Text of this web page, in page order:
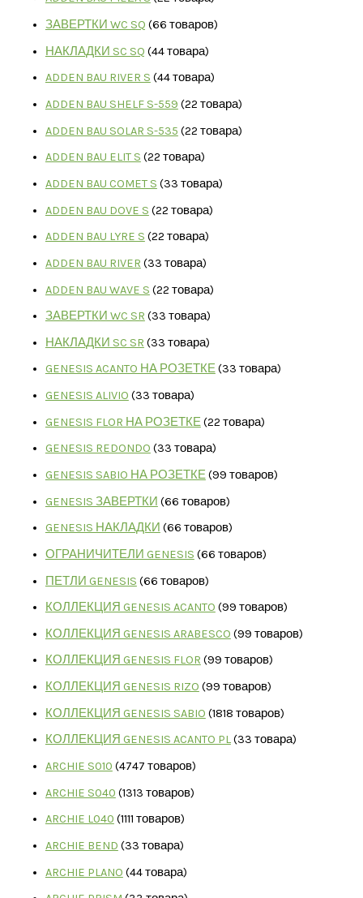
ЗАВЕРТКИ WC SQ 66 товаров
НАКЛАДКИ SC SQ 44 товара
ADDEN BAU RIVER S 44 товара
ADDEN BAU SHELF S-559 22 товара
ADDEN BAU SOLAR S-535 22 товара
ADDEN BAU ELIT S 22 товара
ADDEN BAU COMET S 33 товара
ADDEN BAU DOVE S 22 товара
ADDEN BAU LYRE S 22 товара
ADDEN BAU RIVER 33 товара
ADDEN BAU WAVE S 22 товара
ЗАВЕРТКИ WC SR 33 товара
НАКЛАДКИ SC SR 33 товара
GENESIS ACANTO НА РОЗЕТКЕ 33 товара
GENESIS ALIVIO 33 товара
GENESIS FLOR НА РОЗЕТКЕ 22 товара
GENESIS REDONDO 33 товара
GENESIS SABIO НА РОЗЕТКЕ 99 товаров
GENESIS ЗАВЕРТКИ 66 товаров
GENESIS НАКЛАДКИ 66 товаров
ОГРАНИЧИТЕЛИ GENESIS 66 товаров
ПЕТЛИ GENESIS 66 товаров
КОЛЛЕКЦИЯ GENESIS ACANTO 99 товаров
КОЛЛЕКЦИЯ GENESIS ARABESCO 99 товаров
КОЛЛЕКЦИЯ GENESIS FLOR 99 товаров
КОЛЛЕКЦИЯ GENESIS RIZO 99 товаров
КОЛЛЕКЦИЯ GENESIS SABIO 1818 товаров
КОЛЛЕКЦИЯ GENESIS ACANTO PL 33 товара
ARCHIE S010 4747 товаров
ARCHIE S040 1313 товаров
ARCHIE L040 1111 товаров
ARCHIE BEND 33 товара
ARCHIE PLANO 44 товара